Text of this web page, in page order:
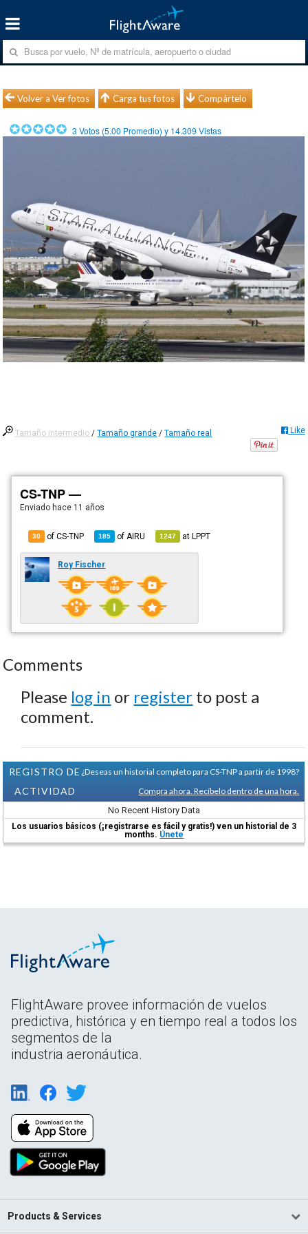
Volver a Ver fotos Carga tus fotos Compártelo
3 Votos (5.00 Promedio) y 14.309 Vistas
Tamaño intermedio /Tamaño grande /Tamaño real Like
CS-TNP —
Enviado hace 11 años
30 of CS-TNP 185 of AIRU 1247 atLPPT
Roy Fischer
Comments
Please log in or register to post a
comment.
REGISTRO DE
ACTIVIDAD
¿Deseas un historial completo para CS-TNP a partir de 1998?
Compra ahora. Recíbelo dentro de una hora.
No Recent History Data
Los usuarios básicos (¡registrarse es fácil y gratis!) ven un historial de 3
months. Únete
FlightAware provee información de vuelos
predictiva, histórica y en tiempo real a todos los
segmentos de la
industria aeronáutica.
Products & Services